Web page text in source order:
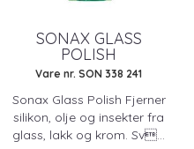
SONAX GLASS
POLISH
Vare nr. SON 338 241
Sonax Glass Polish Fjerner
silikon, olje og insekter fra
glass, lakk og krom. Sv...